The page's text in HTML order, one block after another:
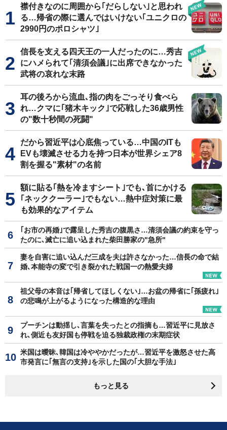
襟付きなのに周囲から｢だらしない｣と思われ
る…帰省の際に選んではいけない｢ユニクロの
2990円のポロシャツ｣
信長を支える四天王の一人だったのに…秀吉
にハメられて｢清須会議｣に出席できなかった
武将の哀れな末路
耳の後ろから流血､指の肉をごっそり食べら
れ…クマに｢猪木キック｣で応戦した36歳男性
の"数十秒間の死闘"
だから習近平は心底焦っている…中国のITも
EVも壊滅させる力を持つ日本が世界シェア8
割を握る"素材"の名前
額に貼る｢熱を冷ますシート｣でも､首にかける
｢ネッククーラー｣でもない…熱中症対策に最
も効果的なアイテム
｢お市の再婚｣で露呈した秀吉の腹黒さ…清須会議の約束を守っ
たのに､滅亡に追い込まれた柴田勝家の"急所"
妻を自害に追い込んだ三成を夫は許さなかった…信長の命で結
婚､本能寺の変で引き裂かれた戦国一の熱愛夫婦
祖父母の本音は｢帰省してほしくない｣…お盆の帰省に｢孫疲れ｣
の悲鳴が上がるようになった構造的な理由
プーチンは動揺し､言葉を失ったとの指摘も…習近平に見放さ
れ､側近も友好国も停戦を迫る独裁政権の末期症状
米国は曖昧､韓国は冷ややかだったが…習近平を激怒させた高
市発言に｢無言の支持｣を示した国の｢大胆な手法｣
もっと見る